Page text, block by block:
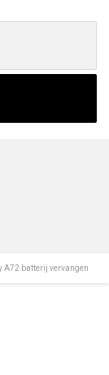
A72 batterij vervangen